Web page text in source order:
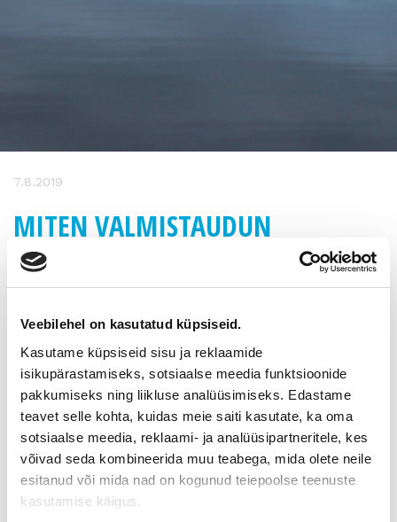
Veebilehel on kasutatud küpsiseid.
Kasutame küpsiseid sisu ja reklaamide
isikupärastamiseks, sotsiaalse meedia funktsioonide
pakkumiseks ning liikluse analüüsimiseks. Edastame
teavet selle kohta, kuidas meie saiti kasutate, ka oma
sotsiaalse meedia, reklaami- ja analüüsipartneritele, kes
võivad seda kombineerida muu teabega, mida olete neile
esitanud või mida nad on kogunud teiepoolse teenuste
kasutamise käigus.
7.8.2019
MITEN VALMISTAUDUN
YRITYSKAUPPAAN? -
AAMUTILAISUUS TURUSSA
Paikka:SparkUp
Osoite:Tykistökatu 4, Turku
Miten valmistaudun yrityskauppaan?
Oletko miettinyt yrityksestä luopumista? Oletko aloittanut jo
omistajanvaihdokseen valmistautumisen? Tuntuuko siltä, että
asia herättää enemmän kysymyksiä kuin vastauksia?